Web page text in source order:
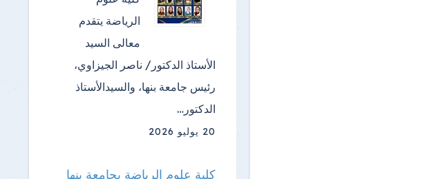
الرياضة ​يتقدم
معالى السيد
الأستاذ الدكتور/ ناصر الجيزاوي،
رئيس جامعة بنها، والسيدالأستاذ
الدكتور…
20 يوليو 2026
كلية علوم الرياضة بجامعة بنها